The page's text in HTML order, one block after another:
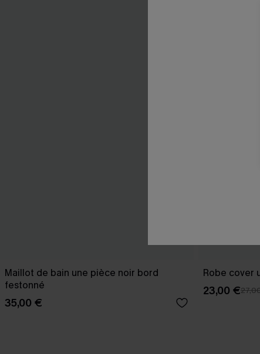
Maillot de bain une pièce noir bord
festonné
35,00 €
Robe cover
23,00 €